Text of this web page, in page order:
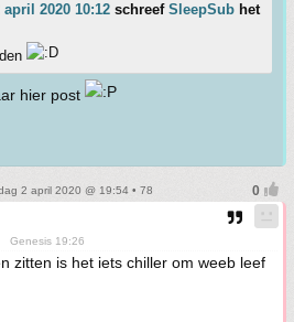
2020 10:12 schreef SleepSub het
hier post
2 april 2020 @ 19:54 • 78
Genesis 19:26
zitten is het iets chiller om weeb leef